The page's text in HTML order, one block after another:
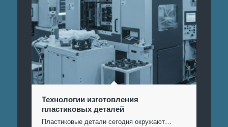
Технологии изготовления
пластиковых деталей
Пластиковые детали сегодня окружают…